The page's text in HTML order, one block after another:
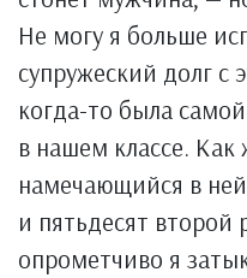
Не могу я больше
супружеский долг с
когда-то была
в нашем классе. Как
намечающийся в
и пятьдесят
опрометчиво я